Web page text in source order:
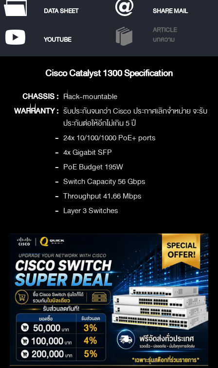
DATA SHEET SHARE MAIL
YOUTUBE
ARTICLE
บทความ
Cisco Catalyst 1300 Specification
CHASSIS : Rack-mountable
WARRANTY : รับประกันจนกว่า Cisco ประกาศเลิกจำหน่าย จะรับ
ประกันต่อให้อีกไม่เกิน 5 ปี
- 24x 10/100/1000 PoE+ ports
- 4x Gigabit SFP
- PoE Budget 195W
- Switch Capacity 56 Gbps
- Throughput 41.66 Mbps
- Layer 3 Switches